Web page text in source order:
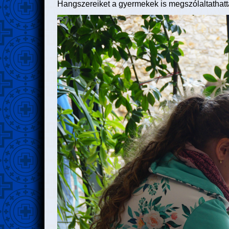
Hangszereiket a gyermekek is